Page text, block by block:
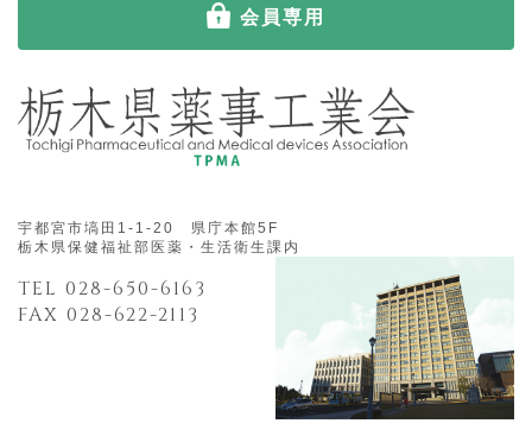
会員専用
宇都宮市塙田1-1-20 県庁本館5F
栃木県保健福祉部医薬・生活衛生課内
TEL 028-650-6163
FAX 028-622-2113